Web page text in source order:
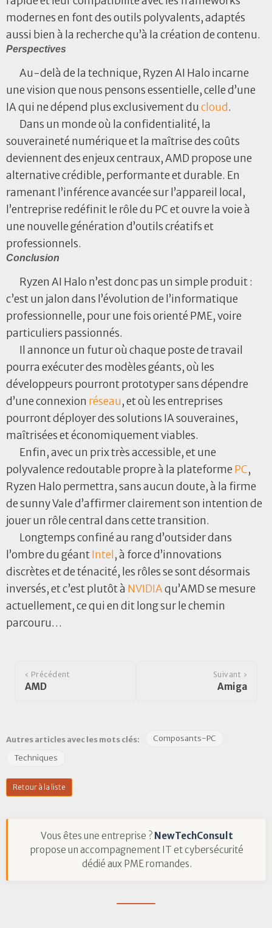
modernes en font des outils polyvalents, adaptés
aussi bien à la recherche qu’à la création de contenu.
Perspectives
Au-delà de la technique, Ryzen AI Halo incarne
une vision que nous pensons essentielle, celle d’une
IA qui ne dépend plus exclusivement du cloud.
Dans un monde où la confidentialité, la
souveraineté numérique et la maîtrise des coûts
deviennent des enjeux centraux, AMD propose une
alternative crédible, performante et durable. En
ramenant l’inférence avancée sur l’appareil local,
l’entreprise redéfinit le rôle du PC et ouvre la voie à
une nouvelle génération d’outils créatifs et
professionnels.
Conclusion
Ryzen AI Halo n’est donc pas un simple produit :
c’est un jalon dans l’évolution de l’informatique
professionnelle, pour une fois orienté PME, voire
particuliers passionnés.
Il annonce un futur où chaque poste de travail
pourra exécuter des modèles géants, où les
développeurs pourront prototyper sans dépendre
d’une connexion réseau, et où les entreprises
pourront déployer des solutions IA souveraines,
maîtrisées et économiquement viables.
Enfin, avec un prix très accessible, et une
polyvalence redoutable propre à la plateforme PC,
Ryzen Halo permettra, sans aucun doute, à la firme
de sunny Vale d’affirmer clairement son intention de
jouer un rôle central dans cette transition.
Longtemps confiné au rang d’outsider dans
l’ombre du géantIntel , à force d’innovations
discrètes et de ténacité, les rôles se sont désormais
inversés, et c’est plutôt à NVIDIAqu’AMD se mesure
actuellement, ce qui en dit long sur le chemin
parcouru…
‹ Précédent
AMD
Suivant ›
Amiga
Autres articles avec les mots clés:
Composants-PC
Techniques
Retour à la liste
Vous êtes une entreprise ? NewTechConsult
propose un accompagnement IT et cybersécurité
dédié aux PME romandes.